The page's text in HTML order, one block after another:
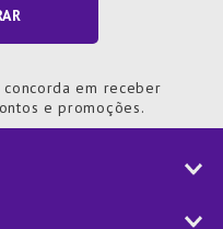
em receber
e promoções.